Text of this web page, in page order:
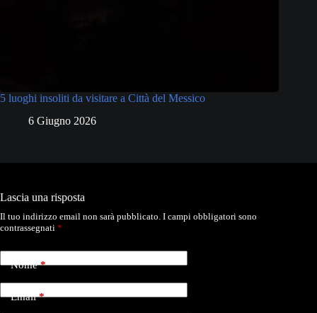
5 luoghi insoliti da visitare a Città del Messico
6 Giugno 2026
Lascia una risposta
Il tuo indirizzo email non sarà pubblicato. I campi obbligatori sono
contrassegnati *
Nome*
Email*